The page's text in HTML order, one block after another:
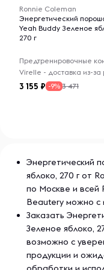
сукралоза,
кремния, fd & amp;
синий # 1.
Предупреждение об
оборудовании, на
содержащие
Не предназначено
превышать
кофеин. Не
других источников,
газированные
лекарства,
если вы беременны
Ronnie Coleman
Энергетический
Yeah Buddy Зеленое
270 г
3 155 -9% 3 471
Энергетический
яблоко, 270 г от
по Москве и всей
Beautery можно с
Заказать
Зеленое яблоко,
возможно с
продукции и